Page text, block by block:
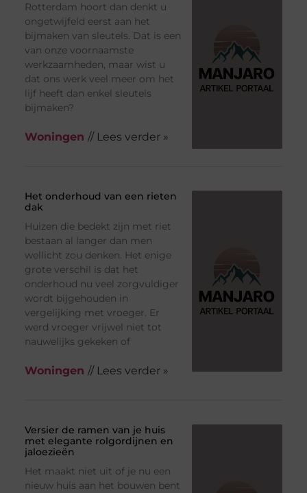
Rotterdam hoort dan denkt u
ongetwijfeld eerst aan het
bijmaken van sleutels. Dat is een
van onze voornaamste
werkzaamheden, maar wist u
dat ons werk veel meer om het
lijf heeft dan enkel sleutels
bijmaken?
Woningen // Lees verder »
Het onderhoud van een rieten
dak
Huizen die bedekt zijn met riet
bestaan al langer dan men
wellicht zou denken. Het enige
grote verschil is dat het
onderhoud nu veel zorgvuldiger
wordt bijgehouden in
vergelijking met vroeger. Er
werd vroeger vrijwel niet tot
nauwelijks gekeken of
Woningen // Lees verder »
Versier de ramen van je huis
met elegante rolgordijnen en
jaloezieën
Het maakt niet uit of je nu een
nieuw huis aan het bouwen bent